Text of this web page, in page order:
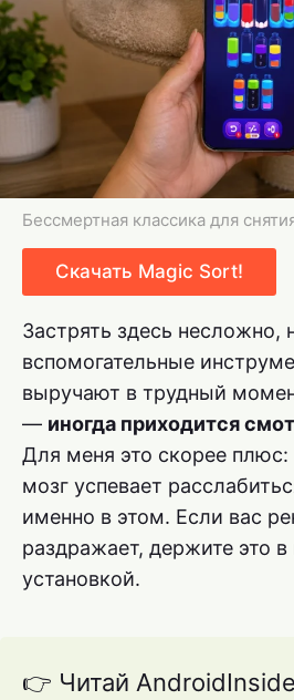
Бессмертная классика для
Скачать Magic Sort!
Застрять здесь несложно,
вспомогательные
выручают в трудный
— иногда приходится
Для меня это скорее плюс:
мозг успевает
именно в этом. Если вас
раздражает, держите это в
установкой.
👉 Читай